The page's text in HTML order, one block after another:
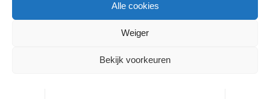
Alle cookies
Weiger
Bekijk voorkeuren